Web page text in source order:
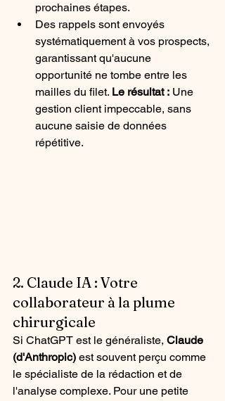
prochaines étapes.
Des rappels sont envoyés
systématiquement à vos prospects,
garantissant qu'aucune
opportunité ne tombe entre les
mailles du filet. Le résultat : Une
gestion client impeccable, sans
aucune saisie de données
répétitive.
2. Claude IA : Votre
collaborateur à la plume
chirurgicale
Si ChatGPT est le généraliste, Claude
(d'Anthropic) est souvent perçu comme
le spécialiste de la rédaction et de
l'analyse complexe. Pour une petite